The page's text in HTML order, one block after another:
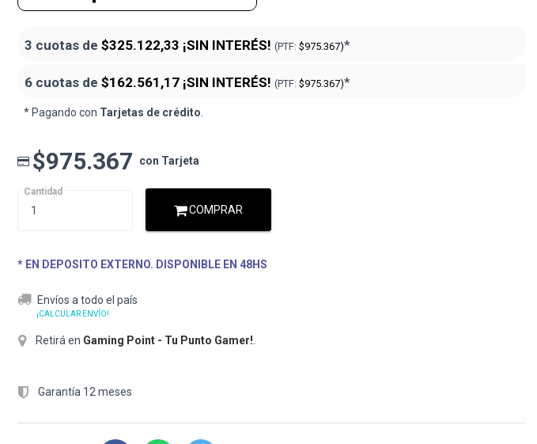
3 cuotas de $325.122,33 ¡SIN INTERÉS! (PTF: $975.367)*
6 cuotas de $162.561,17 ¡SIN INTERÉS! (PTF: $975.367)*
* Pagando con Tarjetas de crédito
$975.367 con Tarjeta
Cantidad
COMPRAR
* EN DEPOSITO EXTERNO. DISPONIBLE EN 48HS
Envíos a todo el país
¡CALCULAR ENVÍO!
Retirá en Gaming Point - Tu Punto Gamer!
Garantía 12 meses